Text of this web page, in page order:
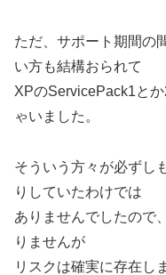
ただ、サポート期間の
い方も結構おられて
XPのServicePack1と
ゃいました。
そういう方々が必ずし
りしていたわけでは
ありませんでしたので
りませんが
リスクは確実に存在し